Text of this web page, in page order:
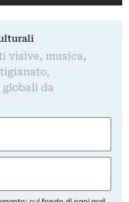
visive, musica,
da